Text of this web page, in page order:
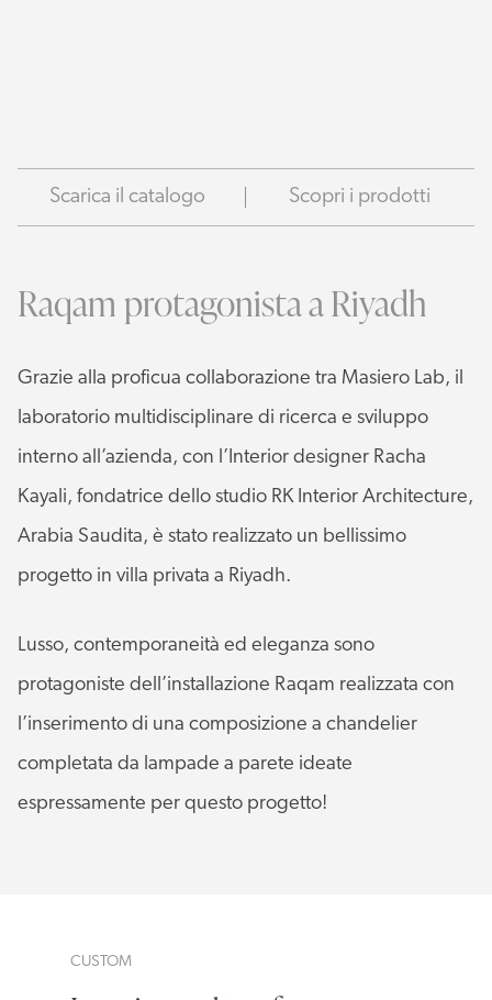
Scarica il catalogo Scopri i prodotti
Raqam protagonista a Riyadh
Grazie alla proficua collaborazione tra Masiero Lab, il
laboratorio multidisciplinare di ricerca e sviluppo
interno all’azienda, con l’Interior designer Racha
Kayali, fondatrice dello studio RK Interior Architecture,
Arabia Saudita, è stato realizzato un bellissimo
progetto in villa privata a Riyadh.
Lusso, contemporaneità ed eleganza sono
protagoniste dell’installazione Raqam realizzata con
l’inserimento di una composizione a chandelier
completata da lampade a parete ideate
espressamente per questo progetto!
CUSTOM